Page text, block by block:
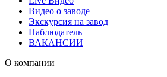
Видео о заводе
Экскурсия на завод
Наблюдатель
ВАКАНСИИ
О компании